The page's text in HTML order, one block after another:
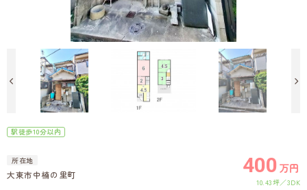
駅徒歩10分以内
所在地
大東市中楠の里町 400万円
10.43坪 3DK